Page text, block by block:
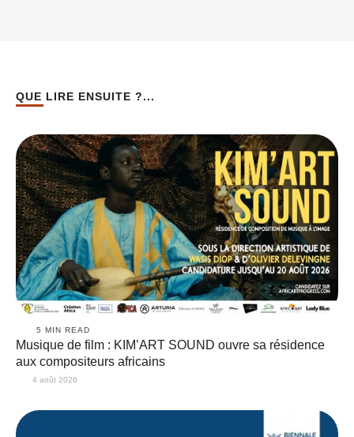
QUE LIRE ENSUITE ?...
5 MIN READ
Musique de film : KIM’ART SOUND ouvre sa résidence
aux compositeurs africains
4 août 2026